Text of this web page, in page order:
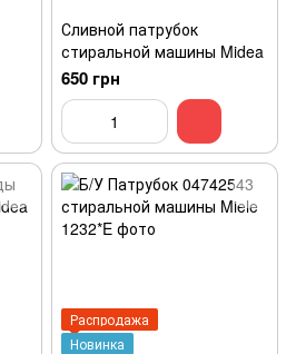
Сливной патрубок
стиральной машины Midea
650 грн
Распродажа
Новинка